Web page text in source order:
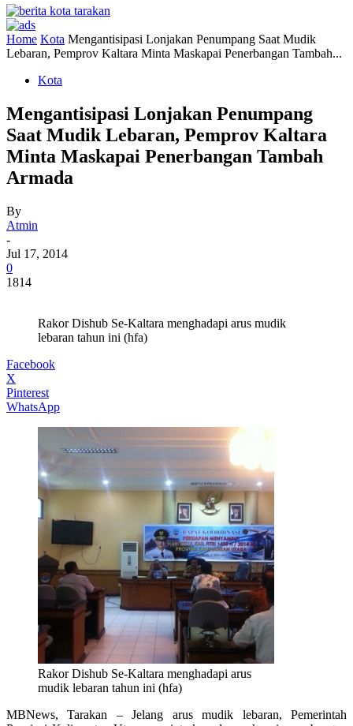
Home Kota Mengantisipasi Lonjakan Penumpang Saat Mudik
Lebaran, Pemprov Kaltara Minta Maskapai Penerbangan Tambah...
Kota
Mengantisipasi Lonjakan Penumpang
Saat Mudik Lebaran, Pemprov Kaltara
Minta Maskapai Penerbangan Tambah
Armada
By
Atmin
-
Jul 17, 2014
0
1814
Rakor Dishub Se-Kaltara menghadapi arus mudik
lebaran tahun ini (hfa)
Facebook
X
Pinterest
WhatsApp
Rakor Dishub Se-Kaltara menghadapi arus
mudik lebaran tahun ini (hfa)
MBNews, Tarakan – Jelang arus mudik lebaran, Pemerintah